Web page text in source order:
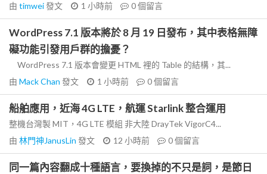
由 timwei發文 1 小時前 0個留言
WordPress 7.1 版本將於 8 月 19 日發布，其中表格無障
礙功能引發用戶群的擔憂？
WordPress 7.1 版本會變更 HTML 裡的 Table 的結構，其...
由 Mack Chan 發文 1 小時前 0個留言
船舶應用，近海 4G LTE，航運 Starlink 整合運用
整機台灣製 MIT，4G LTE 模組 非大陸 DrayTek VigorC4...
由 林門神JanusLin 發文 12 小時前 0個留言
同一篇內容翻成十種語言，要換掉的不只是詞，是節日